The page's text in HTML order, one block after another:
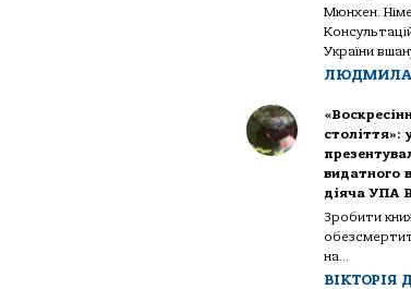
Мюнхен.
України
ЛЮДМИЛА
століття»:
видатного
діяча УПА
Зробити
на...
ВІКТОРІЯ